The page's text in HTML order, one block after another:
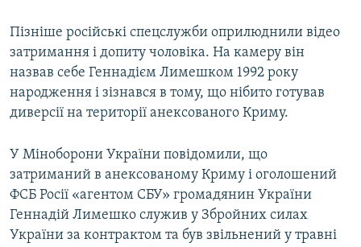
Пізніше російські спецслужби оприлюднили відео
затримання і допиту чоловіка. На камеру він
назвав себе Геннадієм Лимешком 1992 року
народження і зізнався в тому, що нібито готував
диверсії на території анексованого Криму.
У Міноборони України повідомили, що
затриманий в анексованому Криму і оголошений
ФСБ Росії «агентом СБУ» громадянин України
Геннадій Лимешко служив у Збройних силах
України за контрактом та був звільнений у травні